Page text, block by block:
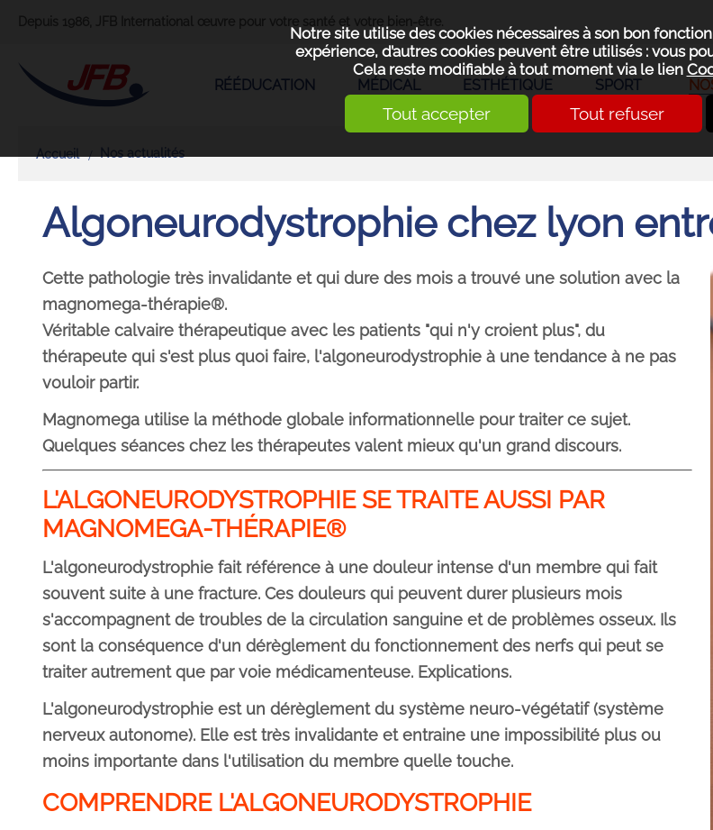
Notre site utilise des cookies nécessaires à son bon
expérience, d’autres cookies peuvent être utilisés : vous
Cela reste modifiable à tout moment via le lien
Tout accepter Tout refuser
RÉÉDUCATION MÉDICAL ESTHÉTIQUE SPORT
Accueil Nos actualités
Algoneurodystrophie chez lyon
Cette pathologie très invalidante et qui dure des mois a trouvé une solution avec la
magnomega-thérapie®.
Véritable calvaire thérapeutique avec les patients "qui n'y croient plus", du
thérapeute qui s'est plus quoi faire, l'algoneurodystrophie à une tendance à ne pas
vouloir partir.
Magnomega utilise la méthode globale informationnelle pour traiter ce sujet.
Quelques séances chez les thérapeutes valent mieux qu'un grand discours.
L'ALGONEURODYSTROPHIE SE TRAITE AUSSI PAR
MAGNOMEGA-THÉRAPIE®
L'algoneurodystrophie fait référence à une douleur intense d'un membre qui fait
souvent suite à une fracture. Ces douleurs qui peuvent durer plusieurs mois
s'accompagnent de troubles de la circulation sanguine et de problèmes osseux. Ils
sont la conséquence d'un dérèglement du fonctionnement des nerfs qui peut se
traiter autrement que par voie médicamenteuse. Explications.
L'algoneurodystrophie est un dérèglement du système neuro-végétatif (système
nerveux autonome). Elle est très invalidante et entraine une impossibilité plus ou
moins importante dans l'utilisation du membre quelle touche.
COMPRENDRE L'ALGONEURODYSTROPHIE